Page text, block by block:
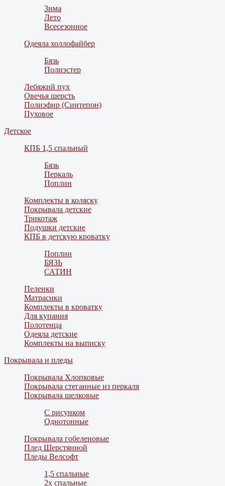
Зима
Лето
Всесезонное
Одеяла холлофайбер
Бязь
Полиэстер
Лебяжий пух
Овечья шерсть
Полиэфир (Синтепон)
Пуховое
Детское
КПБ 1,5 спальный
Бязь
Перкаль
Поплин
Комплекты в коляску
Покрывала детские
Трикотаж
Подушки детские
КПБ в детскую кроватку
Поплин
БЯЗЬ
САТИН
Пеленки
Матрасики
Комплекты в кроватку
Для купания
Полотенца
Одеяла детские
Комплекты на выписку
Покрывала и пледы
Покрывала Хлопковые
Покрывала стеганные из перкаля
Покрывала шелковые
С рисунком
Однотонные
Покрывала гобеленовые
Плед Шерстянной
Пледы Велсофт
1,5 спальные
2х спальные